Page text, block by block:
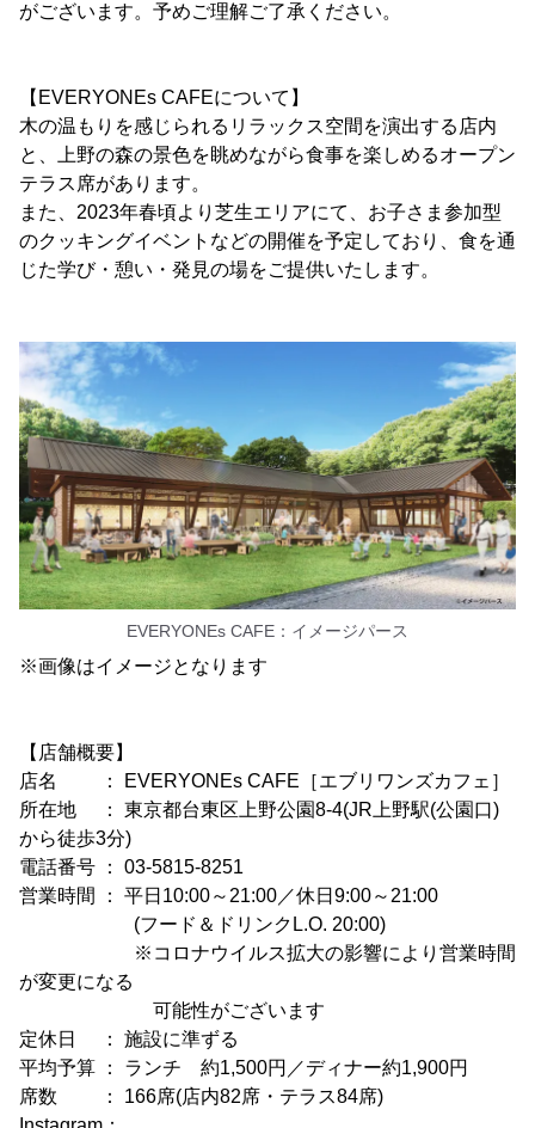
がございます。予めご理解ご了承ください。
【EVERYONEs CAFEについて】
木の温もりを感じられるリラックス空間を演出する店内
と、上野の森の景色を眺めながら食事を楽しめるオープン
テラス席があります。
また、2023年春頃より芝生エリアにて、お子さま参加型
のクッキングイベントなどの開催を予定しており、食を通
じた学び・憩い・発見の場をご提供いたします。
EVERYONEs CAFE：イメージパース
※画像はイメージとなります
【店舗概要】
店名 ： EVERYONEs CAFE［エブリワンズカフェ］
所在地 ： 東京都台東区上野公園8-4(JR上野駅(公園口)
から徒歩3分)
電話番号 ： 03-5815-8251
営業時間 ： 平日10:00～21:00／休日9:00～21:00
(フード＆ドリンクL.O. 20:00)
※コロナウイルス拡大の影響により営業時間
が変更になる
可能性がございます
定休日 ： 施設に準ずる
平均予算 ： ランチ 約1,500円／ディナー約1,900円
席数 ： 166席(店内82席・テラス84席)